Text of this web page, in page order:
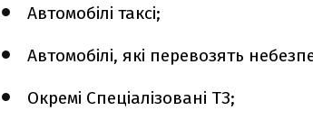
Автомобілі таксі;
Автомобілі, які перевозять
Окремі Спеціалізовані ТЗ;